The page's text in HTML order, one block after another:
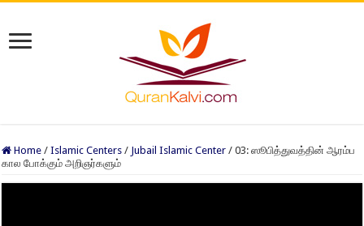
Home / Islamic Centers / Jubail Islamic Center / 03: ஸூபித்துவத்தின் ஆரம்ப
கால போக்கும் அறிஞர்களும்